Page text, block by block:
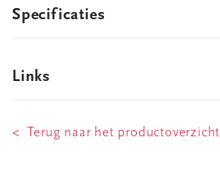
Specificaties
Links
< Terug naar het productoverzicht